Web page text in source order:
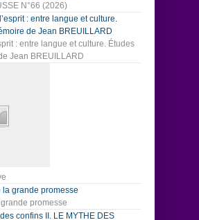
N°66 (2026)
: entre langue et culture. Études
Jean BREUILLARD
promesse